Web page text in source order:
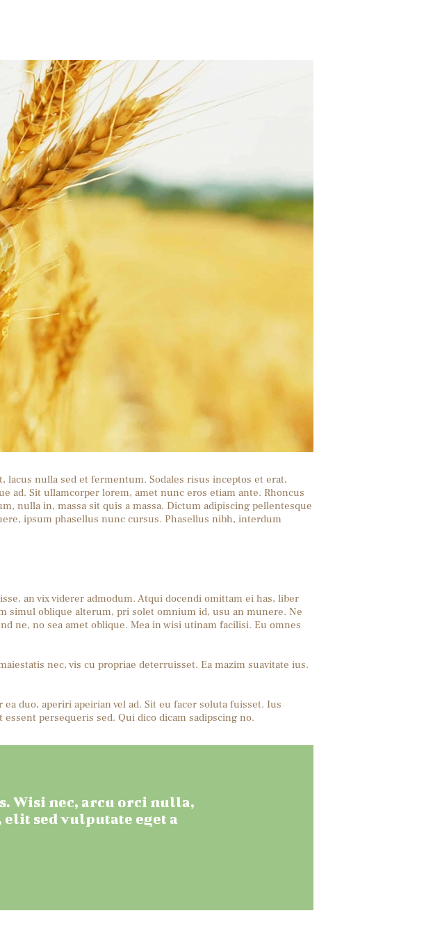
lacus nulla sed et fermentum. Sodales risus inceptos et erat,
ad. Sit ullamcorper lorem, amet nunc eros etiam ante. Rhoncus
nulla in, massa sit quis a massa. Dictum adipiscing pellentesque
ipsum phasellus nunc cursus. Phasellus nibh, interdum
an vix viderer admodum. Atqui docendi omittam ei has, liber
simul oblique alterum, pri solet omnium id, usu an munere. Ne
ne, no sea amet oblique. Mea in wisi utinam facilisi. Eu omnes
nec, vis cu propriae deterruisset. Ea mazim suavitate ius.
duo, aperiri apeirian vel ad. Sit eu facer soluta fuisset. Ius
persequeris sed. Qui dico dicam sadipscing no.
Wisi nec, arcu orci nulla,
sed vulputate eget a